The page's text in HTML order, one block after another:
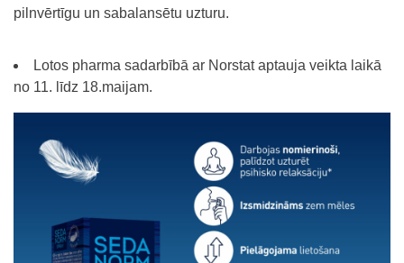
pilnvērtīgu un sabalansētu uzturu.
Lotos pharma sadarbībā ar Norstat aptauja veikta laikā
no 11. līdz 18.maijam.